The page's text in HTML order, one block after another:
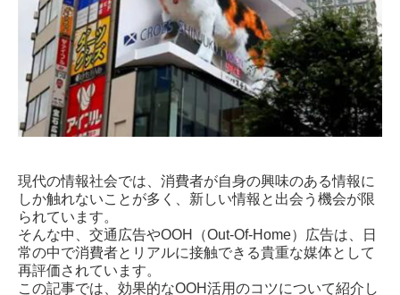
現代の情報社会では、消費者が自身の興味のある情報に
しか触れないことが多く、新しい情報と出会う機会が限
られています。
そんな中、交通広告やOOH （Out-Of-Home）広告は、日
常の中で消費者とリアルに接触できる貴重な媒体として
再評価されています。
この記事では、効果的なOOH活用のコツについて紹介し